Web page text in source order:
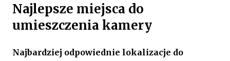
Najlepsze miejsca do
umieszczenia kamery
Najbardziej odpowiednie lokalizacje do